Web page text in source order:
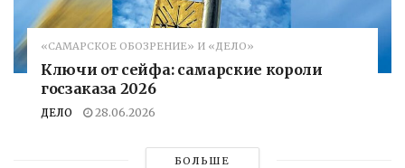
«САМАРСКОЕ ОБОЗРЕНИЕ» И «ДЕЛО»
Ключи от сейфа: самарские короли
госзаказа 2026
ДЕЛО 28.06.2026
БОЛЬШЕ